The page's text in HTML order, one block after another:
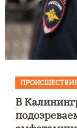
В